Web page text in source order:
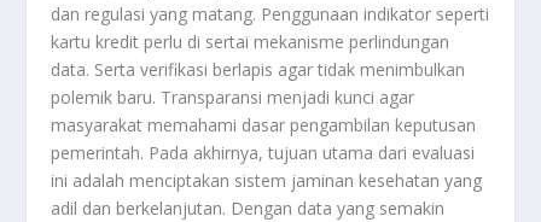
dan regulasi yang matang. Penggunaan indikator seperti
kartu kredit perlu di sertai mekanisme perlindungan
data. Serta verifikasi berlapis agar tidak menimbulkan
polemik baru. Transparansi menjadi kunci agar
masyarakat memahami dasar pengambilan keputusan
pemerintah. Pada akhirnya, tujuan utama dari evaluasi
ini adalah menciptakan sistem jaminan kesehatan yang
adil dan berkelanjutan. Dengan data yang semakin